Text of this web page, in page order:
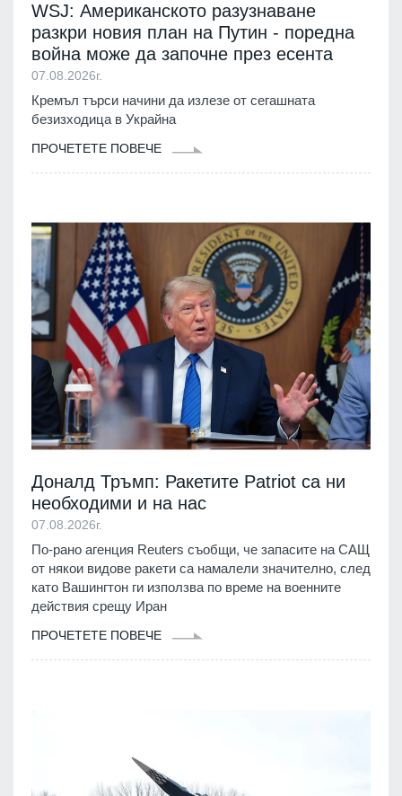
WSJ: Американското разузнаване
разкри новия план на Путин - поредна
война може да започне през есента
07.08.2026г.
Кремъл търси начини да излезе от сегашната
безизходица в Украйна
ПРОЧЕТЕТЕ ПОВЕЧЕ
Доналд Тръмп: Ракетите Patriot са ни
необходими и на нас
07.08.2026г.
По-рано агенция Reuters съобщи, че запасите на САЩ
от някои видове ракети са намалели значително, след
като Вашингтон ги използва по време на военните
действия срещу Иран
ПРОЧЕТЕТЕ ПОВЕЧЕ